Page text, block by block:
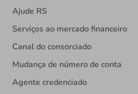
Ajude RS
Serviços ao mercado financeiro
Canal do consorciado
Mudança de número de conta
Agente credenciado